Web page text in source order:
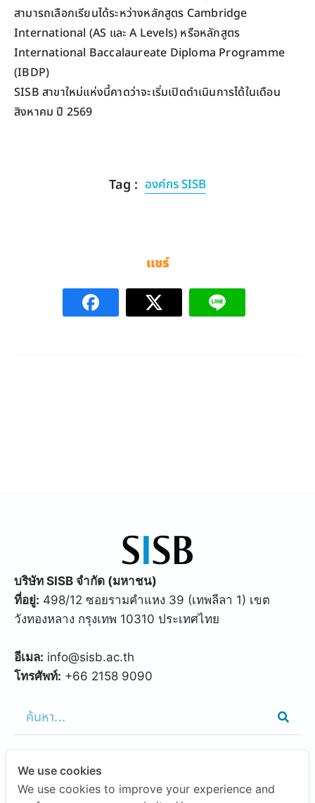
สามารถเลือกเรียนได้ระหว่างหลักสูตร Cambridge
International (AS และ A Levels) หรือหลักสูตร
International Baccalaureate Diploma Programme
(IBDP)
SISB สาขาใหม่แห่งนี้คาดว่าจะเริ่มเปิดดำเนินการได้ในเดือน
สิงหาคม ปี 2569
Tag : องค์กร SISB
แชร์
บริษัท SISB จำกัด (มหาชน)
ที่อยู่: 498/12 ซอยรามคำแหง 39 (เทพลีลา 1) เขต
วังทองหลาง กรุงเทพ 10310 ประเทศไทย
อีเมล: info@sisb.ac.th
โทรศัพท์: +66 2158 9090
FEATURED LINKS
We use cookies
We use cookies to improve your experience and